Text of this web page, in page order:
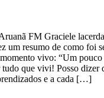
FM Graciele
um resumo de como foi
vivo: “Um
que vivi! Posso dizer
e a cada […]